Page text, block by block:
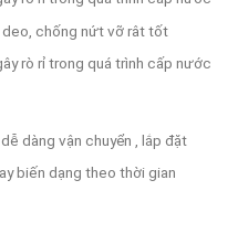
deo, chống nứt vỡ rât tốt
rò rỉ trong quá trình cấp nước
dàng vận chuyển , lắp đặt
biến dạng theo thời gian